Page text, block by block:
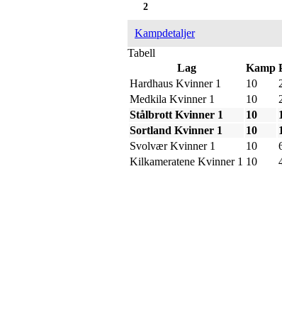
2
Kampdetaljer
Tabell
Lag
Kamp
Hardhaus Kvinner 1
10
Medkila Kvinner 1
10
Stålbrott Kvinner 1
10
Sortland Kvinner 1
10
Svolvær Kvinner 1
10
Kilkameratene Kvinner 1 10